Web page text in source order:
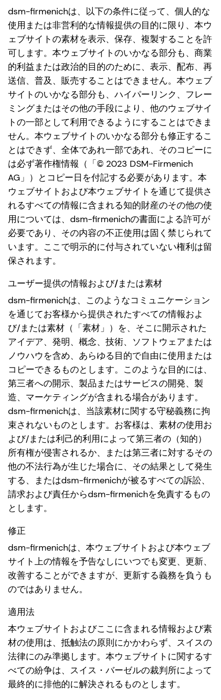
dsm-firmenichは、以下の条件に従って、個人的な
使用または非営利的な情報提供の目的に限り、本ウ
ェブサイトの素材を表示、保存、複製することを許
可します。本ウェブサイトのいかなる部分も、商業
的利益または政治的目的のために、表示、配布、再
送信、普及、販売することはできません。本ウェブ
サイトのいかなる部分も、ハイパーリンク、フレー
ミングまたはその他の手段により、他のウェブサイ
トの一部として利用できるようにすることはできま
せん。本ウェブサイトのいかなる部分も修正するこ
とはできず、全体であれ一部であれ、そのコピーに
は必ず著作権情報（「© 2023 DSM-Firmenich
AG」）とコピー日を付記する必要があります。本
ウェブサイトおよび本ウェブサイトを通じて提供さ
れるすべての情報に含まれる知的財産のその他の使
用については、dsm-firmenichの書面による許可が
必要であり、その内容の不正使用は固く禁じられて
います。ここで明示的に付与されていない権利は留
保されます。
ユーザー提供の情報および/または素材
dsm-firmenichは、このようなコミュニケーション
を通じてお客様から提供されたすべての情報およ
び/または素材（「素材」）を、そこに開示された
アイデア、発明、概念、技術、ソフトウェアまたは
ノウハウを含め、あらゆる目的で自由に使用または
コピーできるものとします。このような目的には、
第三者への開示、製品またはサービスの開発、製
造、マーケティングが含まれる場合があります。
dsm-firmenichは、当該素材に関する守秘義務に拘
束されないものとします。お客様は、素材の使用お
よび/または利己的利用によって第三者の（知的）
所有権が侵害されるか、または第三者に対するその
他の不法行為が生じた場合に、その結果として発生
する、またはdsm-firmenichが被るすべての訴訟、
請求および責任からdsm-firmenichを免責するもの
とします。
修正
dsm-firmenichは、本ウェブサイトおよび本ウェブ
サイト上の情報を予告なしにいつでも変更、更新、
改善することができますが、更新する義務を負うも
のではありません。
適用法
本ウェブサイトおよびここに含まれる情報および素
材の使用は、抵触法の原則にかかわらず、スイスの
法律にのみ準拠します。本ウェブサイトに関するす
べての紛争は、スイス・バーゼルの裁判所によって
最終的に排他的に解決されるものとします。